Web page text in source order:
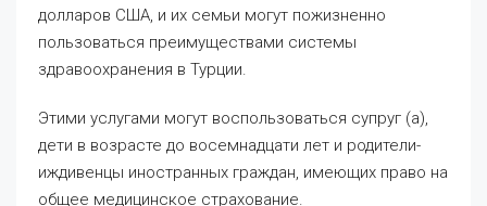
долларов США, и их семьи могут пожизненно
пользоваться преимуществами системы
здравоохранения в Турции.
Этими услугами могут воспользоваться супруг (а),
дети в возрасте до восемнадцати лет и родители-
иждивенцы иностранных граждан, имеющих право на
общее медицинское страхование.